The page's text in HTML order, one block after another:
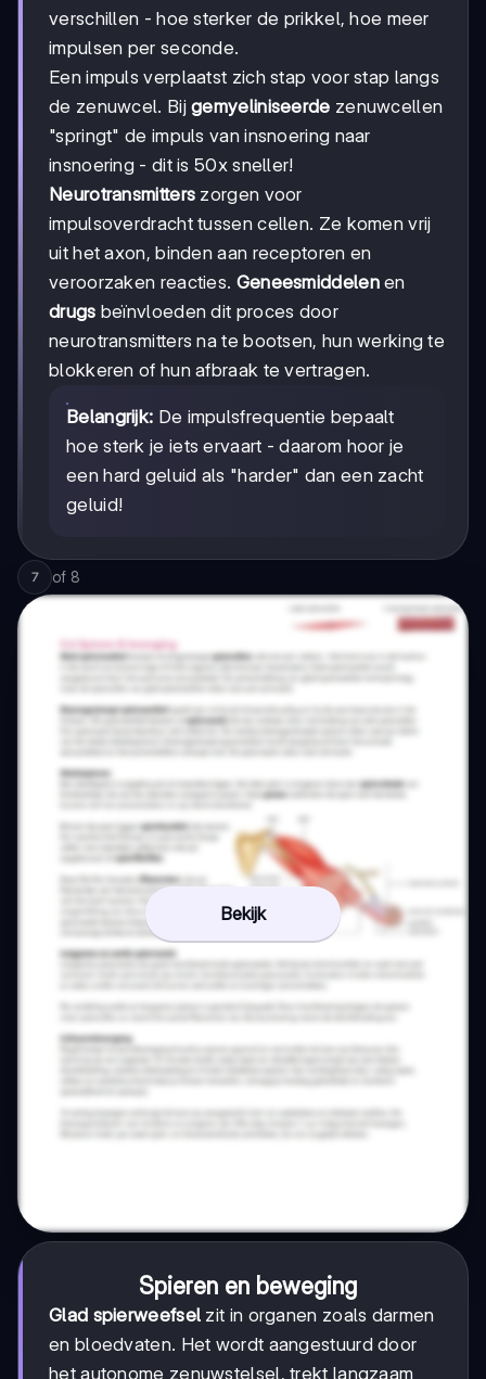
verschillen - hoe sterker de prikkel, hoe meer
impulsen per seconde.
Een impuls verplaatst zich stap voor stap langs
de zenuwcel. Bijgemyeliniseerde zenuwcellen
"springt" de impuls van insnoering naar
insnoering - dit is 50x sneller!
Neurotransmitters zorgen voor
impulsoverdracht tussen cellen. Ze komen vrij
uit het axon, binden aan receptoren en
veroorzaken reacties. Geneesmiddelenen
drugs beïnvloeden dit proces door
neurotransmitters na te bootsen, hun werking te
blokkeren of hun afbraak te vertragen.
Belangrijk: De impulsfrequentie bepaalt
hoe sterk je iets ervaart - daarom hoor je
een hard geluid als "harder" dan een zacht
geluid!
7 of 8
Bekijk
Spieren en beweging
Glad spierweefsel zit in organen zoals darmen
en bloedvaten. Het wordt aangestuurd door
het autonome zenuwstelsel, trekt langzaam